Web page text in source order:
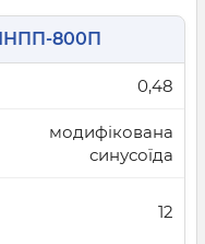
800П
0,48
модифікована
синусоїда
12